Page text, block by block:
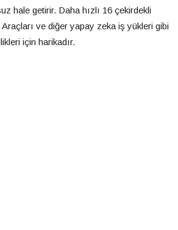
hale getirir. Daha hızlı 16 çekirdekli
ve diğer yapay zeka iş yükleri gibi
için harikadır.